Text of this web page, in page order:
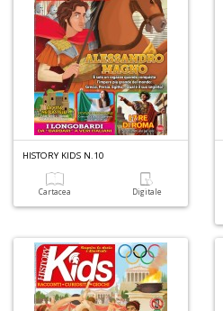
HISTORY KIDS N.10
Cartacea Digitale